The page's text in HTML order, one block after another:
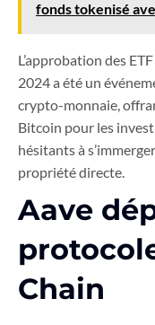
fonds tokenisé
L’approbation des
2024 a été un
crypto-monnaie,
Bitcoin pour les
hésitants à
propriété directe.
Aave
Chain